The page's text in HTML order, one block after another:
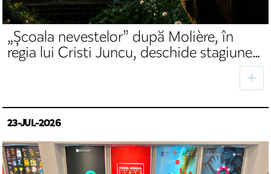
„Școala nevestelor” după Molière, în
regia lui Cristi Juncu, deschide stagiunea
23-JUL-2026